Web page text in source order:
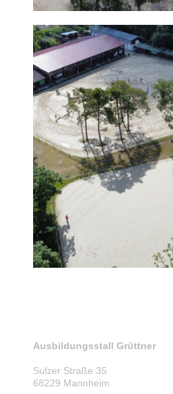
Ausbildungsstall Grüttner
Sulzer Straße 35
68229 Mannheim